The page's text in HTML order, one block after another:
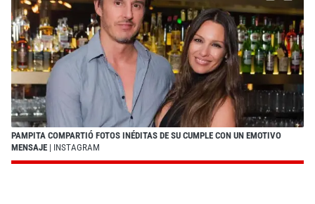
PAMPITA COMPARTIÓ FOTOS INÉDITAS DE SU CUMPLE CON UN EMOTIVO
MENSAJE | INSTAGRAM